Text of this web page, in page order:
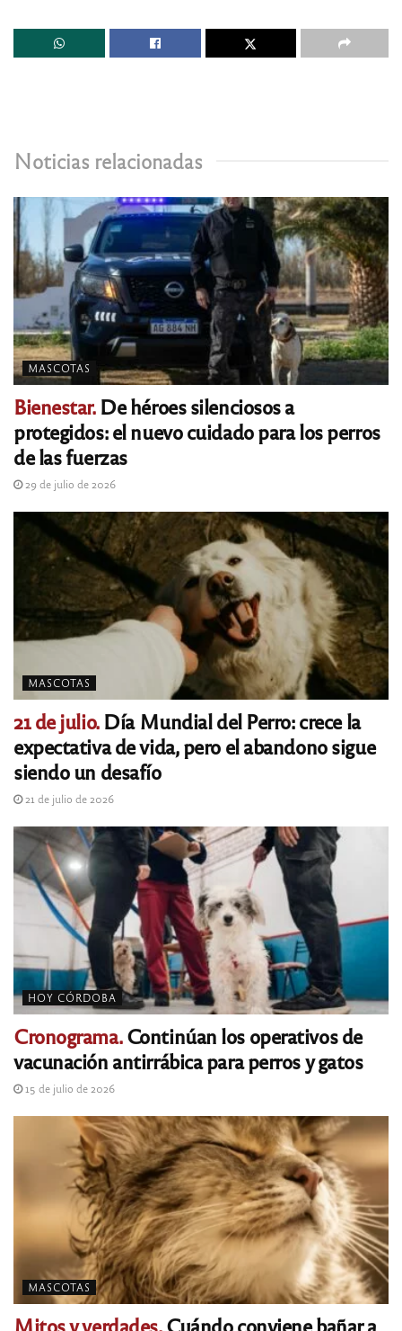
Noticias relacionadas
MASCOTAS
Bienestar.De héroes silenciosos a
protegidos: el nuevo cuidado para los perros
de las fuerzas
29 de julio de 2026
MASCOTAS
21 de julio.Día Mundial del Perro: crece la
expectativa de vida, pero el abandono sigue
siendo un desafío
21 de julio de 2026
HOY CÓRDOBA
Cronograma.Continúan los operativos de
vacunación antirrábica para perros y gatos
15 de julio de 2026
MASCOTAS
Mitos y verdades.Cuándo conviene bañar a